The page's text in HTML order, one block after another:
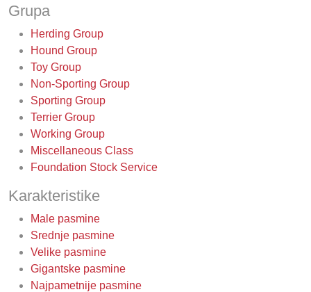
Grupa
Herding Group
Hound Group
Toy Group
Non-Sporting Group
Sporting Group
Terrier Group
Working Group
Miscellaneous Class
Foundation Stock Service
Karakteristike
Male pasmine
Srednje pasmine
Velike pasmine
Gigantske pasmine
Najpametnije pasmine